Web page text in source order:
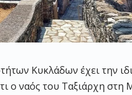
Κυκλάδων έχει την
ο ναός του Ταξιάρχη στη